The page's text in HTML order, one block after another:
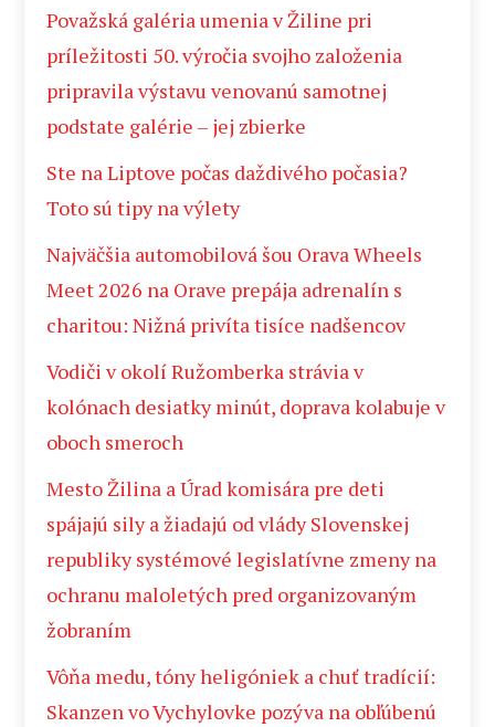
Považská galéria umenia v Žiline pri
príležitosti 50. výročia svojho založenia
pripravila výstavu venovanú samotnej
podstate galérie – jej zbierke
Ste na Liptove počas daždivého počasia?
Toto sú tipy na výlety
Najväčšia automobilová šou Orava Wheels
Meet 2026 na Orave prepája adrenalín s
charitou: Nižná privíta tisíce nadšencov
Vodiči v okolí Ružomberka strávia v
kolónach desiatky minút, doprava kolabuje v
oboch smeroch
Mesto Žilina a Úrad komisára pre deti
spájajú sily a žiadajú od vlády Slovenskej
republiky systémové legislatívne zmeny na
ochranu maloletých pred organizovaným
žobraním
Vôňa medu, tóny heligóniek a chuť tradícií:
Skanzen vo Vychylovke pozýva na obľúbenú